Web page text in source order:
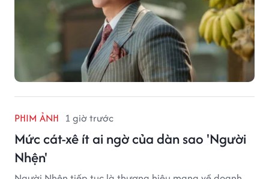
PHIM ẢNH 1 giờ trước
Mức cát-xê ít ai ngờ của dàn sao 'Người
Nhện'